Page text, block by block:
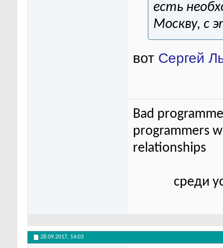
есть
Москву, с
вот Сергей
Bad
programmers
relationships
среди
28.09.2017, 14:03